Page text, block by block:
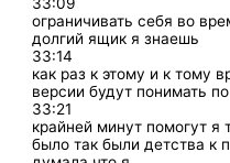
ограничивать себя во
долгий ящик я знаешь
33:14
как раз к этому и к тому
версии будут понимать по
33:21
крайней минут помогут я
было так были детства к